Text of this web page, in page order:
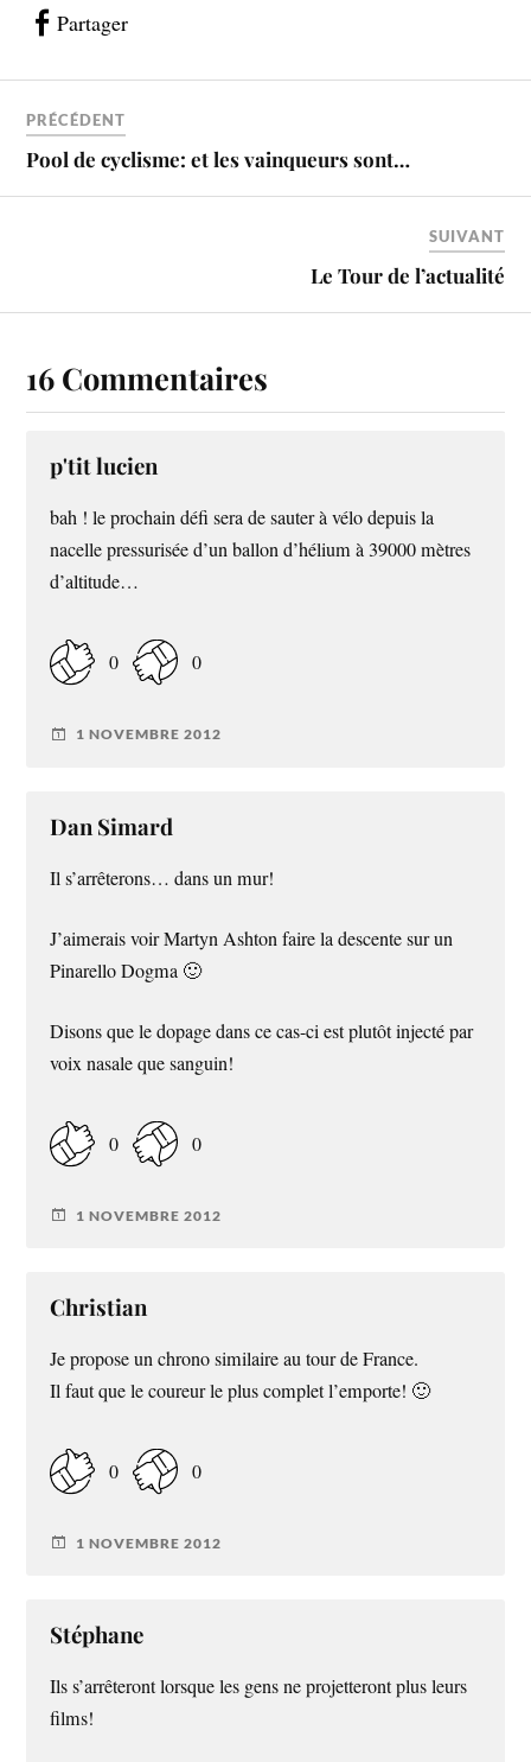
Partager
PRÉCÉDENT
Pool de cyclisme: et les vainqueurs sont…
SUIVANT
Le Tour de l’actualité
16 Commentaires
p'tit lucien
bah ! le prochain défi sera de sauter à vélo depuis la
nacelle pressurisée d’un ballon d’hélium à 39000 mètres
d’altitude…
0 0
1 NOVEMBRE 2012
Dan Simard
Il s’arrêterons… dans un mur!
J’aimerais voir Martyn Ashton faire la descente sur un
Pinarello Dogma 🙂
Disons que le dopage dans ce cas-ci est plutôt injecté par
voix nasale que sanguin!
0 0
1 NOVEMBRE 2012
Christian
Je propose un chrono similaire au tour de France.
Il faut que le coureur le plus complet l’emporte! 🙂
0 0
1 NOVEMBRE 2012
Stéphane
Ils s’arrêteront lorsque les gens ne projetteront plus leurs
films!